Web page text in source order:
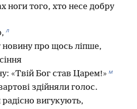
ноги того, хто несе добру
л
новину про щось ліпше,
«Твій Бог став Царем!» м
здійняли голос.
вигукують,